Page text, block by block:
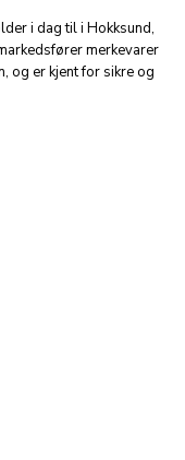
i dag til i Hokksund,
merkevarer
og er kjent for sikre og